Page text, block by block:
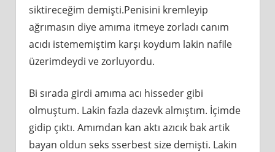
siktireceğim demişti.Penisini kremleyip
ağrımasın diye amıma itmeye zorladı canım
acıdı istememiştim karşı koydum lakin nafile
üzerimdeydi ve zorluyordu.
Bi sırada girdi amıma acı hisseder gibi
olmuştum. Lakin fazla dazevk almıştım. İçimde
gidip çıktı. Amımdan kan aktı azıcık bak artik
bayan oldun seks sserbest size demişti. Lakin